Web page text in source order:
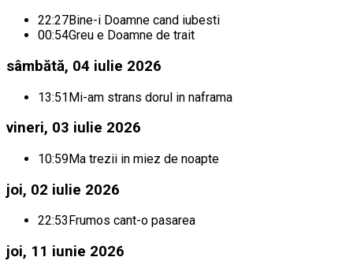
22:27Bine-i Doamne cand iubesti
00:54Greu e Doamne de trait
sâmbătă, 04 iulie 2026
13:51Mi-am strans dorul in naframa
vineri, 03 iulie 2026
10:59Ma trezii in miez de noapte
joi, 02 iulie 2026
22:53 Frumos cant-o pasarea
joi, 11 iunie 2026